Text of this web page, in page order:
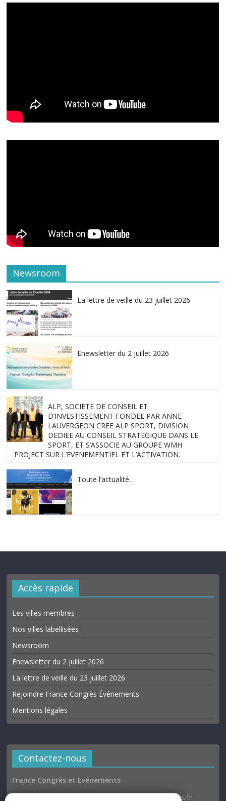
Newsroom
La lettre de veille du 23 juillet 2026
Enewsletter du 2 juillet 2026
ALP, SOCIETE DE CONSEIL ET
D’INVESTISSEMENT FONDEE PAR ANNE
LAUVERGEON CREE ALP SPORT, DIVISION
DEDIEE AU CONSEIL STRATEGIQUE DANS LE
SPORT, ET S’ASSOCIE AU GROUPE WMH
PROJECT SUR L’EVENEMENTIEL ET L’ACTIVATION.
Toute l’actualité…
Accès rapide
Les villes membres
Nos villes labellisées
Newsroom
Enewsletter du 2 juillet 2026
La lettre de veille du 23 juillet 2026
Rejoindre France Congrès Événements
Mentions légales
Contactez-nous
France Congrès et Evénements
Email : communication@france-congres-evenements.fr